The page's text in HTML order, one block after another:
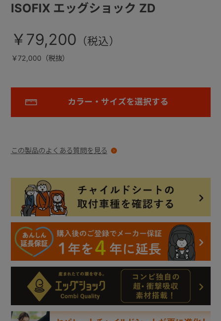
ISOFIX エッグショック ZD
￥79,200
￥72,000（税抜）
カラー・サイズを選択する
この製品のよくある質問を見る